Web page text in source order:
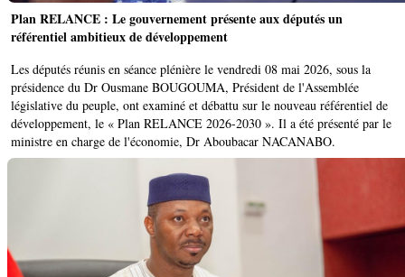
Plan RELANCE : Le gouvernement présente aux députés un
référentiel ambitieux de développement
Les députés réunis en séance plénière le vendredi 08 mai 2026, sous la
présidence du Dr Ousmane BOUGOUMA, Président de l'Assemblée
législative du peuple, ont examiné et débattu sur le nouveau référentiel de
développement, le « Plan RELANCE 2026-2030 ». Il a été présenté par le
ministre en charge de l'économie, Dr Aboubacar NACANABO.